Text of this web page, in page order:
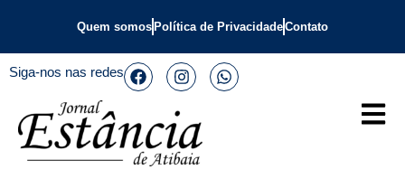
Quem somos Política de PrivacidadeContato
Siga-nos nas redes